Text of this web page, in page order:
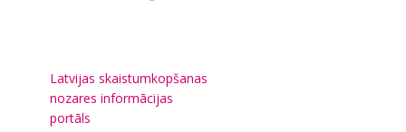
Latvijas skaistumkopšanas
nozares informācijas
portāls